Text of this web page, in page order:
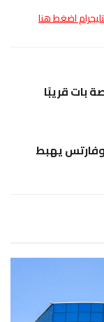
اضغط هنا
بات قريبًا
يهبط